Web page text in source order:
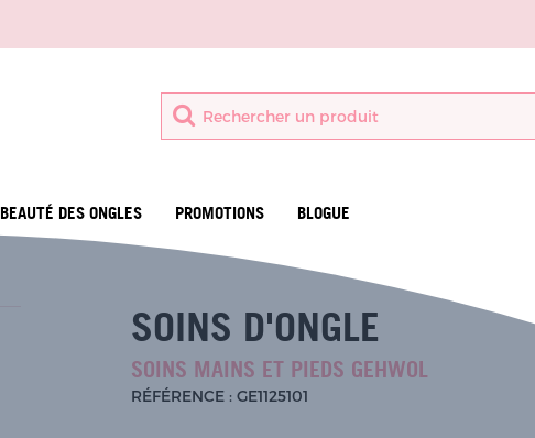
BEAUTÉ DES ONGLES PROMOTIONS BLOGUE
SOINS D'ONGLE
SOINS MAINS ET PIEDS GEHWOL
RÉFÉRENCE : GE1125101